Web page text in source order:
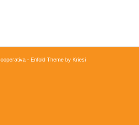
- Enfold Theme by Kriesi